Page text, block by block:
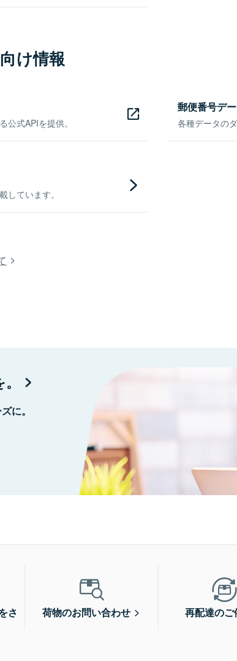
け情報
公式APIを提供。
郵便番号デ
各種データの
しています。
に。
さ
荷物のお問い合わせ 再配達のご